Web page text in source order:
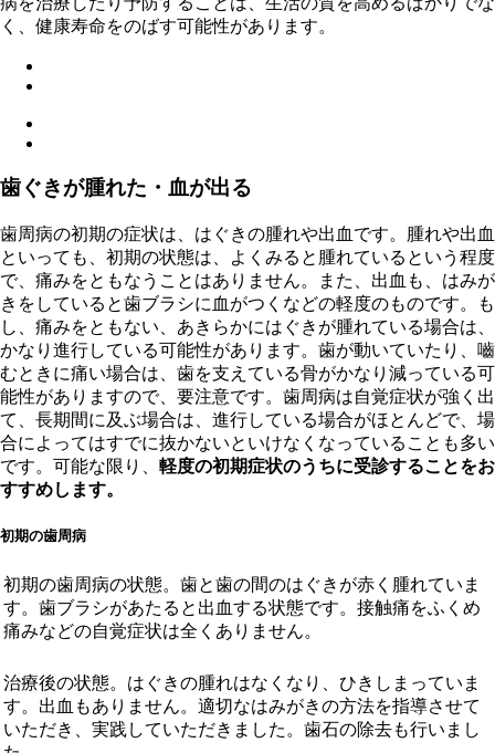
く、健康寿命をのばす可能性があります。
歯ぐきが腫れた・血が出る
歯周病の初期の症状は、はぐきの腫れや出血です。腫れや出血
といっても、初期の状態は、よくみると腫れているという程度
で、痛みをともなうことはありません。また、出血も、はみが
きをしていると歯ブラシに血がつくなどの軽度のものです。も
し、痛みをともない、あきらかにはぐきが腫れている場合は、
かなり進行している可能性があります。歯が動いていたり、嚙
むときに痛い場合は、歯を支えている骨がかなり減っている可
能性がありますので、要注意です。歯周病は自覚症状が強く出
て、長期間に及ぶ場合は、進行している場合がほとんどで、場
合によってはすでに抜かないといけなくなっていることも多い
です。可能な限り、 軽度の初期症状のうちに受診することをお
すすめします。
初期の歯周病
初期の歯周病の状態。歯と歯の間のはぐきが赤く腫れていま
す。歯ブラシがあたると出血する状態です。接触痛をふくめ
痛みなどの自覚症状は全くありません。
治療後の状態。はぐきの腫れはなくなり、ひきしまっていま
す。出血もありません。適切なはみがきの方法を指導させて
いただき、実践していただきました。歯石の除去も行いまし